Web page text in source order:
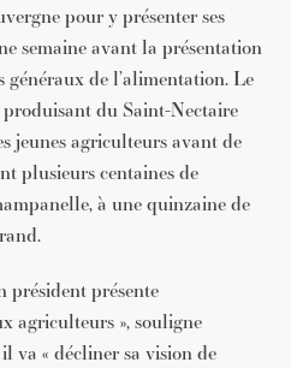
pour y présenter ses
semaine avant la présentation
de l’alimentation. Le
du Saint-Nectaire
jeunes agriculteurs avant de
plusieurs centaines de
à une quinzaine de
président présente
agriculteurs », souligne
va « décliner sa vision de